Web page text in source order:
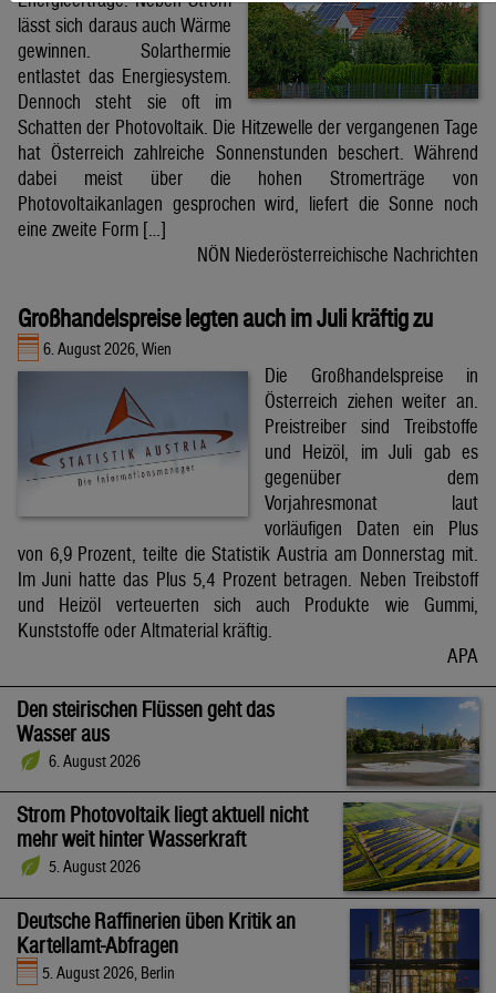
lässt sich daraus auch Wärme
gewinnen. Solarthermie
entlastet das Energiesystem.
Dennoch steht sie oft im
Schatten der Photovoltaik. Die Hitzewelle der vergangenen Tage
hat Österreich zahlreiche Sonnenstunden beschert. Während
dabei meist über die hohen Stromerträge von
Photovoltaikanlagen gesprochen wird, liefert die Sonne noch
eine zweite Form […]
NÖN Niederösterreichische Nachrichten
Großhandelspreise legten auch im Juli kräftig zu
6. August 2026, Wien
Die Großhandelspreise in
Österreich ziehen weiter an.
Preistreiber sind Treibstoffe
und Heizöl, im Juli gab es
gegenüber dem
Vorjahresmonat laut
vorläufigen Daten ein Plus
von 6,9 Prozent, teilte die Statistik Austria am Donnerstag mit.
Im Juni hatte das Plus 5,4 Prozent betragen. Neben Treibstoff
und Heizöl verteuerten sich auch Produkte wie Gummi,
Kunststoffe oder Altmaterial kräftig.
APA
Den steirischen Flüssen geht das
Wasser aus
6. August 2026
Strom Photovoltaik liegt aktuell nicht
mehr weit hinter Wasserkraft
5. August 2026
Deutsche Raffinerien üben Kritik an
Kartellamt-Abfragen
5. August 2026, Berlin